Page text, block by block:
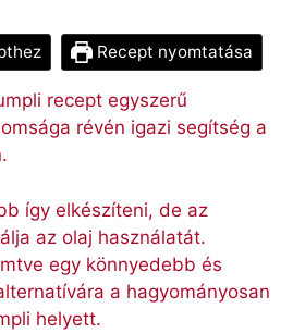
Recept nyomtatása
recept egyszerű
révén igazi segítség a
így elkészíteni, de az
az olaj használatát.
egy könnyedebb és
a hagyományosan
helyett.